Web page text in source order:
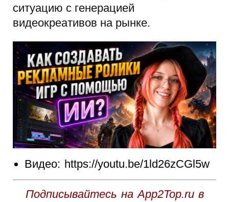
ситуацию с генерацией
видеокреативов на рынке.
Видео: https://youtu.be/1ld26zCGl5w
Подписывайтесь на App2Top.ru в